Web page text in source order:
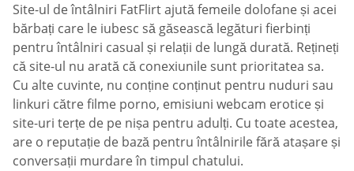
Site-ul de întâlniri FatFlirt ajută femeile dolofane și acei
bărbați care le iubesc să găsească legături fierbinți
pentru întâlniri casual și relații de lungă durată. Rețineți
că site-ul nu arată că conexiunile sunt prioritatea sa.
Cu alte cuvinte, nu conține conținut pentru nuduri sau
linkuri către filme porno, emisiuni webcam erotice și
site-uri terțe de pe nișa pentru adulți. Cu toate acestea,
are o reputație de bază pentru întâlnirile fără atașare și
conversații murdare în timpul chatului.